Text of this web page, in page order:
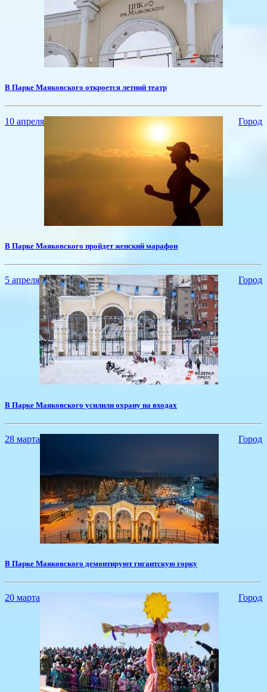
В Парке Маяковского откроется летний театр
10 апреля Город
В Парке Маяковского пройдет женский марафон
5 апреля Город
В Парке Маяковского усилили охрану на входах
28 марта Город
В Парке Маяковского демонтируют гигантскую горку
20 марта Город